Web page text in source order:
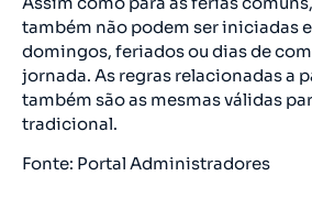
também não podem ser iniciadas
domingos, feriados ou dias de
jornada. As regras relacionadas a
também são as mesmas válidas
tradicional.
Fonte: Portal Administradores